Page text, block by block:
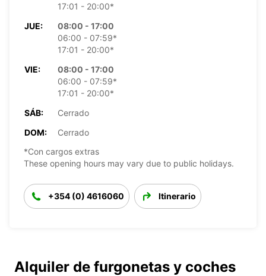
17:01 - 20:00*
JUE:
08:00 - 17:00
06:00 - 07:59*
17:01 - 20:00*
VIE:
08:00 - 17:00
06:00 - 07:59*
17:01 - 20:00*
SÁB:
Cerrado
DOM:
Cerrado
*Con cargos extras
These opening hours may vary due to public holidays.
+354 (0) 4616060 Itinerario
Alquiler de furgonetas y coches